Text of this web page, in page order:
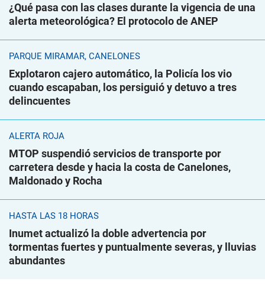
¿Qué pasa con las clases durante la vigencia de una
alerta meteorológica? El protocolo de ANEP
PARQUE MIRAMAR, CANELONES
Explotaron cajero automático, la Policía los vio
cuando escapaban, los persiguió y detuvo a tres
delincuentes
ALERTA ROJA
MTOP suspendió servicios de transporte por
carretera desde y hacia la costa de Canelones,
Maldonado y Rocha
HASTA LAS 18 HORAS
Inumet actualizó la doble advertencia por
tormentas fuertes y puntualmente severas, y lluvias
abundantes